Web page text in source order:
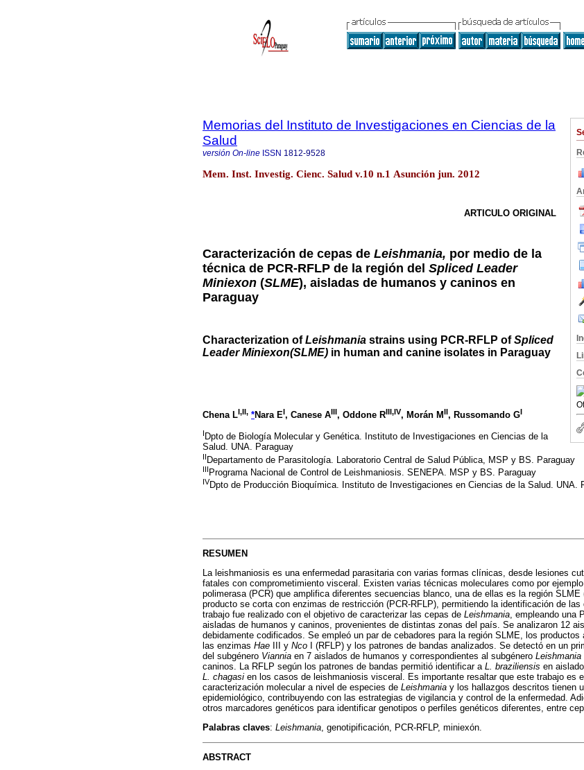
Memorias del Instituto de Investigaciones en Ciencias de la
Salud
versión On-line ISSN 1812-9528
Mem. Inst. Investig. Cienc. Salud v.10 n.1 Asunción jun. 2012
ARTICULO ORIGINAL
Caracterización de cepas de Leishmania, por medio de la
técnica de PCR-RFLP de la región del Spliced Leader
Miniexon (SLME), aisladas de humanos y caninos en
Paraguay
Characterization ofLeishmania strains using PCR-RFLP ofSpliced
Leader Miniexon(SLME) in human and canine isolates in Paraguay
Chena LI,II, *Nara EI, Canese AIII, Oddone RIII,IV, Morán MII, Russomando GI
I Dpto de Biología Molecular y Genética. Instituto de Investigaciones en Ciencias de la
Salud. UNA. Paraguay
IIDepartamento de Parasitología. Laboratorio Central de Salud Pública, MSP y BS. Paraguay
III Programa Nacional de Control de Leishmaniosis. SENEPA. MSP y BS. Paraguay
IVDpto de Producción Bioquímica. Instituto de Investigaciones en Ciencias de la Salud. UNA.
RESUMEN
La leishmaniosis es una enfermedad parasitaria con varias formas clínicas, desde lesiones
fatales con comprometimiento visceral. Existen varias técnicas moleculares como por
polimerasa (PCR) que amplifica diferentes secuencias blanco, una de ellas es la región SLME
producto se corta con enzimas de restricción (PCR-RFLP), permitiendo la identificación de las
trabajo fue realizado con el objetivo de caracterizar las cepas de Leishmania, empleando una
aisladas de humanos y caninos, provenientes de distintas zonas del país. Se analizaron 12
debidamente codificados. Se empleó un par de cebadores para la región SLME, los
las enzimas Hae III y Nco I (RFLP) y los patrones de bandas analizados. Se detectó en un
del subgénero Viannia en 7 aislados de humanos y correspondientes al subgénero Leishmania
caninos. La RFLP según los patrones de bandas permitió identificar a L. braziliensis en
L. chagasi en los casos de leishmaniosis visceral. Es importante resaltar que este trabajo es
caracterización molecular a nivel de especies de Leishmania y los hallazgos descritos tienen
epidemiológico, contribuyendo con las estrategias de vigilancia y control de la enfermedad.
otros marcadores genéticos para identificar genotipos o perfiles genéticos diferentes, entre
Palabras claves: Leishmania, genotipificación, PCR-RFLP, miniexón.
ABSTRACT